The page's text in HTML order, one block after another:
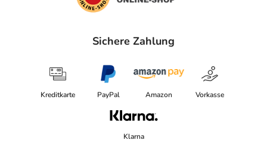
Sichere Zahlung
Kreditkarte PayPal Amazon Vorkasse
Klarna